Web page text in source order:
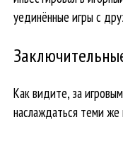
уединённые игры с
Как видите, за
наслаждаться теми